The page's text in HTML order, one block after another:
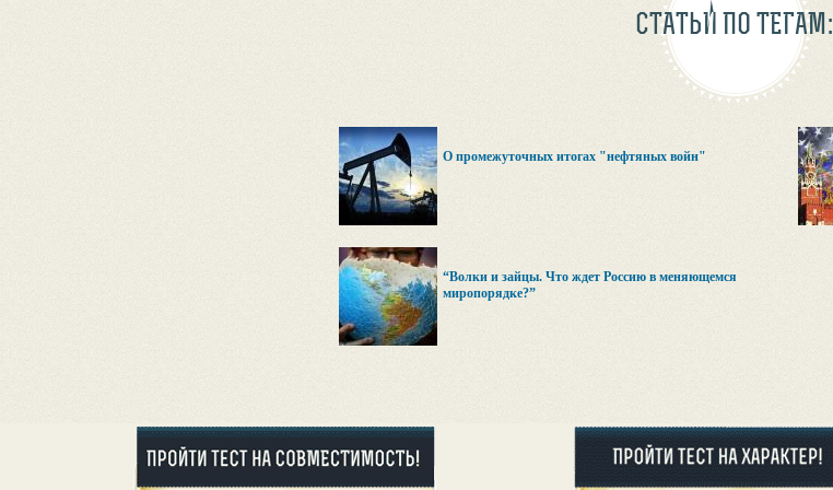
СТАТЬИ ПО ТЕГАМ:
О промежуточных итогах "нефтяных войн"
“Волки и зайцы. Что ждет Россию в меняющемся
миропорядке?”